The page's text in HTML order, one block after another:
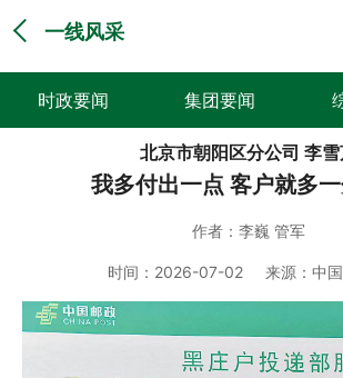
一线风采
时政要闻 集团要闻
党建动态
集邮报道
北京市朝阳区分公司 李
我多付出一点 客户就多
作者： 李巍 管军
时间： 2026-07-02 来源： 中